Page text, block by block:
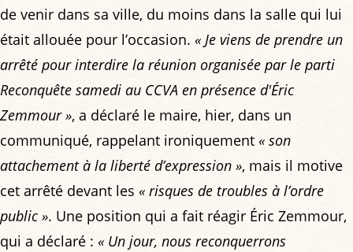
de venir dans sa ville, du moins dans la salle qui lui
était allouée pour l’occasion. « Je viens de prendre un
arrêté pour interdire la réunion organisée par le parti
Reconquête samedi au CCVA en présence d'Éric
Zemmour », a déclaré le maire, hier, dans un
communiqué, rappelant ironiquement « son
attachement à la liberté d’expression », mais il motive
cet arrêté devant les « risques de troubles à l’ordre
public ». Une position qui a fait réagir Éric Zemmour,
qui a déclaré : « Un jour, nous reconquerrons